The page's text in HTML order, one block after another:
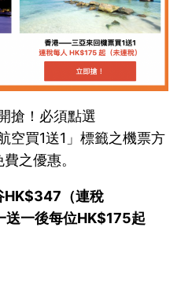
搶！必須點選
空買1送1」標籤之機票方
之優惠。
HK$347（連稅
一後每位HK$175起